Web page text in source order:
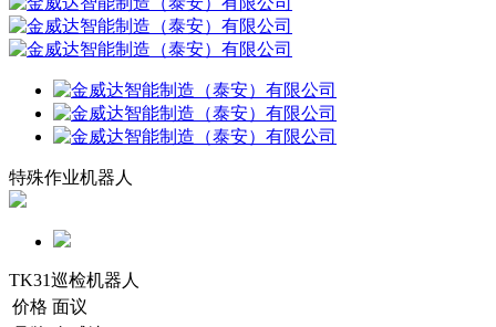
特殊作业机器人
TK31巡检机器人
价格 面议